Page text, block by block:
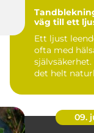
Tandblekning
väg till ett
Ett ljust
ofta med
det helt
09.